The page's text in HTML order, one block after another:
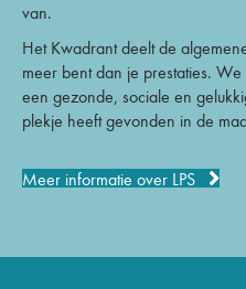
van.
Het Kwadrant deelt de
meer bent dan je prestaties.
een gezonde, sociale en
plekje heeft gevonden in de
Meer informatie over LPS